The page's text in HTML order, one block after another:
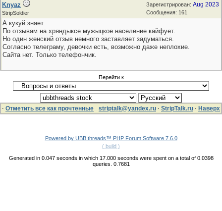
Зарегистрирован: Aug 2023
Сообщения: 161
Knyaz
StripSoldier
А кукуй знает.
По отзывам на хряндыксе мужыцкое население кайфует.
Но один женский отзыв немного заставляет задуматься.
Согласно телеграму, девочки есть, возможно даже неплохие.
Сайта нет. Только телефончик.
Перейти к
· Отметить все как прочтенные striptalk@yandex.ru · StripTalk.ru · Наверх
Powered by UBB.threads™ PHP Forum Software 7.6.0
( build )
Generated in 0.047 seconds in which 17.000 seconds were spent on a total of 0.0398
queries. 0.7681